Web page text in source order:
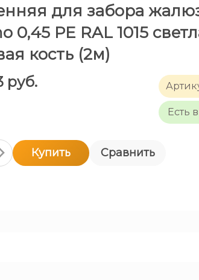
для забора
0,45 PE RAL 1015
кость (2м)
Есть
руб.
Купить Сравнить